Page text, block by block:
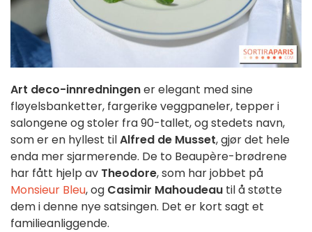
Art deco-innredningener elegant med sine
fløyelsbanketter, fargerike veggpaneler, tepper i
salongene og stoler fra 90-tallet, og stedets navn,
som er en hyllest tilAlfred de Musset, gjør det hele
enda mer sjarmerende. De to Beaupère-brødrene
har fått hjelp av Theodore, som har jobbet på
Monsieur Bleu, og Casimir Mahoudeau til å støtte
dem i denne nye satsingen. Det er kort sagt et
familieanliggende.